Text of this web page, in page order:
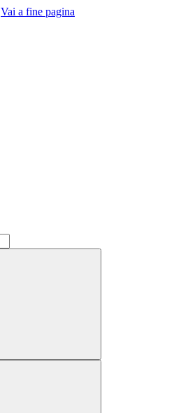
Vai a fine pagina